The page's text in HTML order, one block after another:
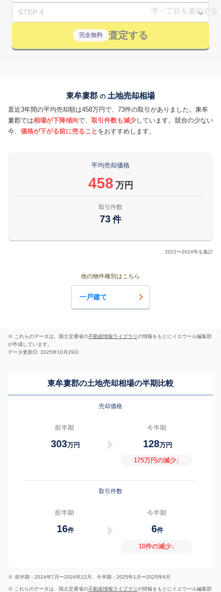
STEP 4
完全無料 査定する
東牟婁郡 の 土地売却相場
直近3年間の平均売却額は458万円で、73件の取引がありました。東牟
婁郡では相場が下降傾向で、 取引件数も減少しています。競合の少ない
今、 価格が下がる前に売ること をおすすめします。
平均売却価格
458 万円
取引件数
73 件
2022〜2024年を集計
他の物件種別はこちら
一戸建て
※ これらのデータは、国土交通省の不動産情報ライブラリの情報をもとにイエウール編集部
が作成しています。
データ更新日: 2025年10月29日
東牟婁郡の土地売却相場の半期比較
売却価格
前半期
303万円
今半期
128万円
175万円の減少↓
取引件数
前半期
16件
今半期
6件
10件の減少↓
※ 前半期：2024年7月〜2024年12月、今半期：2025年1月〜2025年6月
※ これらのデータは、国土交通省の不動産情報ライブラリの情報をもとにイエウール編集部